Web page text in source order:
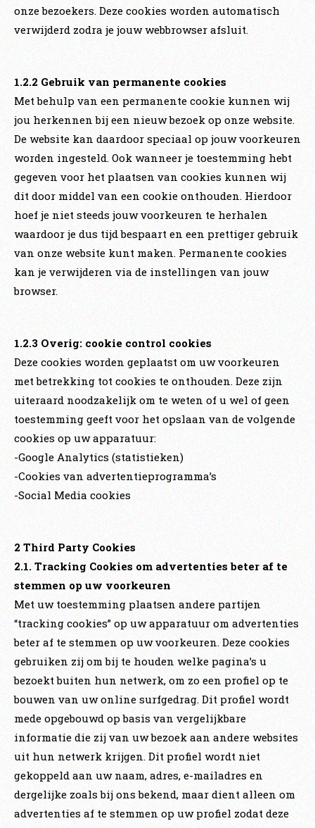
onze bezoekers. Deze cookies worden automatisch
verwijderd zodra je jouw webbrowser afsluit.
1.2.2 Gebruik van permanente cookies
Met behulp van een permanente cookie kunnen wij
jou herkennen bij een nieuw bezoek op onze website.
De website kan daardoor speciaal op jouw voorkeuren
worden ingesteld. Ook wanneer je toestemming hebt
gegeven voor het plaatsen van cookies kunnen wij
dit door middel van een cookie onthouden. Hierdoor
hoef je niet steeds jouw voorkeuren te herhalen
waardoor je dus tijd bespaart en een prettiger gebruik
van onze website kunt maken. Permanente cookies
kan je verwijderen via de instellingen van jouw
browser.
1.2.3 Overig: cookie control cookies
Deze cookies worden geplaatst om uw voorkeuren
met betrekking tot cookies te onthouden. Deze zijn
uiteraard noodzakelijk om te weten of u wel of geen
toestemming geeft voor het opslaan van de volgende
cookies op uw apparatuur:
-Google Analytics (statistieken)
-Cookies van advertentieprogramma’s
-Social Media cookies
2 Third Party Cookies
2.1. Tracking Cookies om advertenties beter af te
stemmen op uw voorkeuren
Met uw toestemming plaatsen andere partijen
“tracking cookies” op uw apparatuur om advertenties
beter af te stemmen op uw voorkeuren. Deze cookies
gebruiken zij om bij te houden welke pagina’s u
bezoekt buiten hun netwerk, om zo een profiel op te
bouwen van uw online surfgedrag. Dit profiel wordt
mede opgebouwd op basis van vergelijkbare
informatie die zij van uw bezoek aan andere websites
uit hun netwerk krijgen. Dit profiel wordt niet
gekoppeld aan uw naam, adres, e-mailadres en
dergelijke zoals bij ons bekend, maar dient alleen om
advertenties af te stemmen op uw profiel zodat deze